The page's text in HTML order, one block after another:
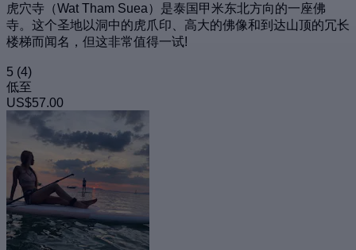
虎穴寺（Wat Tham Suea）是泰国甲米东北方向的一座佛
寺。这个圣地以洞中的虎爪印、高大的佛像和到达山顶的冗长
楼梯而闻名，但这非常值得一试!
5 (4)
低至
US$57.00